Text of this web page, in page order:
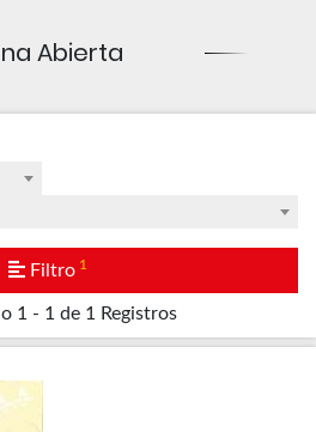
Abierta
1 - 1 de 1 Registros
Filtro 1